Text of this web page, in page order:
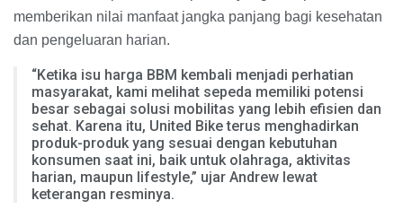
memberikan nilai manfaat jangka panjang bagi kesehatan
dan pengeluaran harian.
“Ketika isu harga BBM kembali menjadi perhatian
masyarakat, kami melihat sepeda memiliki potensi
besar sebagai solusi mobilitas yang lebih efisien dan
sehat. Karena itu, United Bike terus menghadirkan
produk-produk yang sesuai dengan kebutuhan
konsumen saat ini, baik untuk olahraga, aktivitas
harian, maupun lifestyle,” ujar Andrew lewat
keterangan resminya.